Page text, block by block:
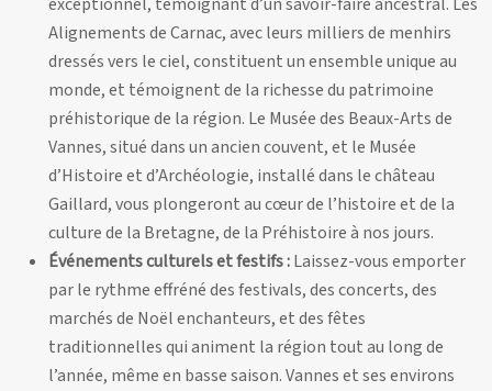
Alignements de Carnac, avec leurs milliers de menhirs
dressés vers le ciel, constituent un ensemble unique au
monde, et témoignent de la richesse du patrimoine
préhistorique de la région. Le Musée des Beaux-Arts de
Vannes, situé dans un ancien couvent, et le Musée
d’Histoire et d’Archéologie, installé dans le château
Gaillard, vous plongeront au cœur de l’histoire et de la
culture de la Bretagne, de la Préhistoire à nos jours.
Événements culturels et festifs :Laissez-vous emporter
par le rythme effréné des festivals, des concerts, des
marchés de Noël enchanteurs, et des fêtes
traditionnelles qui animent la région tout au long de
l’année, même en basse saison. Vannes et ses environs